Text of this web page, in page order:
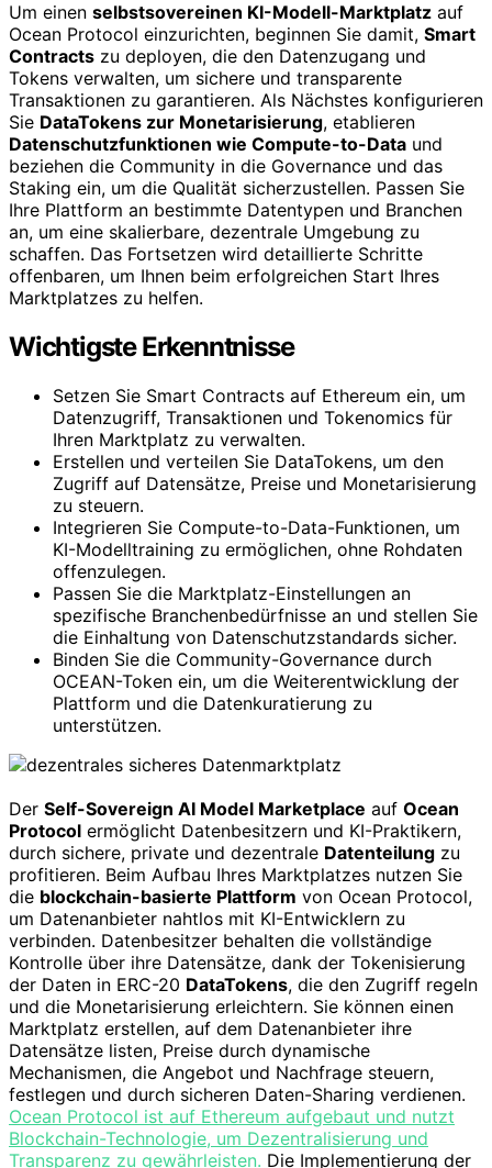
Um einen selbstsovereinen KI-Modell-Marktplatz auf
Ocean Protocol einzurichten, beginnen Sie damit, Smart
Contracts zu deployen, die den Datenzugang und
Tokens verwalten, um sichere und transparente
Transaktionen zu garantieren. Als Nächstes konfigurieren
Sie DataTokens zur Monetarisierung, etablieren
Datenschutzfunktionen wie Compute-to-Data und
beziehen die Community in die Governance und das
Staking ein, um die Qualität sicherzustellen. Passen Sie
Ihre Plattform an bestimmte Datentypen und Branchen
an, um eine skalierbare, dezentrale Umgebung zu
schaffen. Das Fortsetzen wird detaillierte Schritte
offenbaren, um Ihnen beim erfolgreichen Start Ihres
Marktplatzes zu helfen.
Wichtigste Erkenntnisse
Setzen Sie Smart Contracts auf Ethereum ein, um
Datenzugriff, Transaktionen und Tokenomics für
Ihren Marktplatz zu verwalten.
Erstellen und verteilen Sie DataTokens, um den
Zugriff auf Datensätze, Preise und Monetarisierung
zu steuern.
Integrieren Sie Compute-to-Data-Funktionen, um
KI-Modelltraining zu ermöglichen, ohne Rohdaten
offenzulegen.
Passen Sie die Marktplatz-Einstellungen an
spezifische Branchenbedürfnisse an und stellen Sie
die Einhaltung von Datenschutzstandards sicher.
Binden Sie die Community-Governance durch
OCEAN-Token ein, um die Weiterentwicklung der
Plattform und die Datenkuratierung zu
unterstützen.
Der Self-Sovereign AI Model Marketplace auf Ocean
Protocol ermöglicht Datenbesitzern und KI-Praktikern,
durch sichere, private und dezentrale Datenteilung zu
profitieren. Beim Aufbau Ihres Marktplatzes nutzen Sie
die blockchain-basierte Plattform von Ocean Protocol,
um Datenanbieter nahtlos mit KI-Entwicklern zu
verbinden. Datenbesitzer behalten die vollständige
Kontrolle über ihre Datensätze, dank der Tokenisierung
der Daten in ERC-20 DataTokens, die den Zugriff regeln
und die Monetarisierung erleichtern. Sie können einen
Marktplatz erstellen, auf dem Datenanbieter ihre
Datensätze listen, Preise durch dynamische
Mechanismen, die Angebot und Nachfrage steuern,
festlegen und durch sicheren Daten-Sharing verdienen.
Ocean Protocol ist auf Ethereum aufgebaut und nutzt
Blockchain-Technologie, um Dezentralisierung und
Transparenz zu gewährleisten. Die Implementierung der